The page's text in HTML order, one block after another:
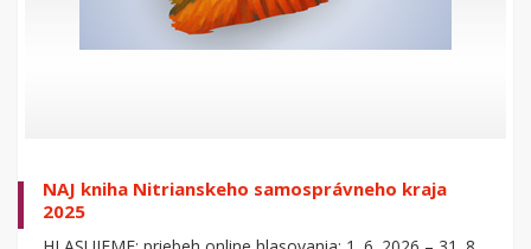
NAJ kniha Nitrianskeho samosprávneho kraja
2025